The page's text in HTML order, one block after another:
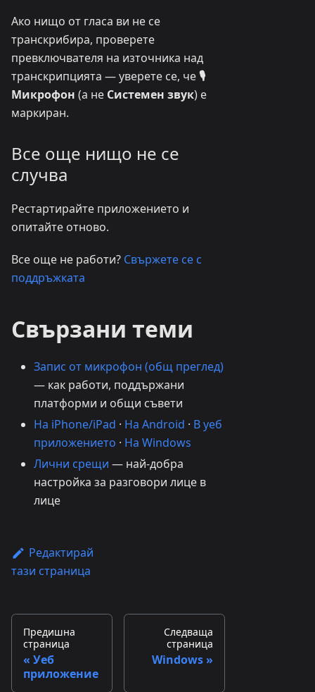
Ако нищо от гласа ви не се
транскрибира, проверете
превключвателя на източника над
транскрипцията — уверете се, че🎙️
Микрофон (а не Системен звук) е
маркиран.
Все още нищо не се
случва
Рестартирайте приложението и
опитайте отново.
Все още не работи? Свържете се с
поддръжката
Свързани теми
Запис от микрофон (общ преглед)
— как работи, поддържани
платформи и общи съвети
На iPhone/iPad · На Android · В уеб
приложението · На Windows
Лични срещи — най-добра
настройка за разговори лице в
лице
Редактирай
тази страница
Предишна
страница
Уеб
приложение
Следваща
страница
Windows